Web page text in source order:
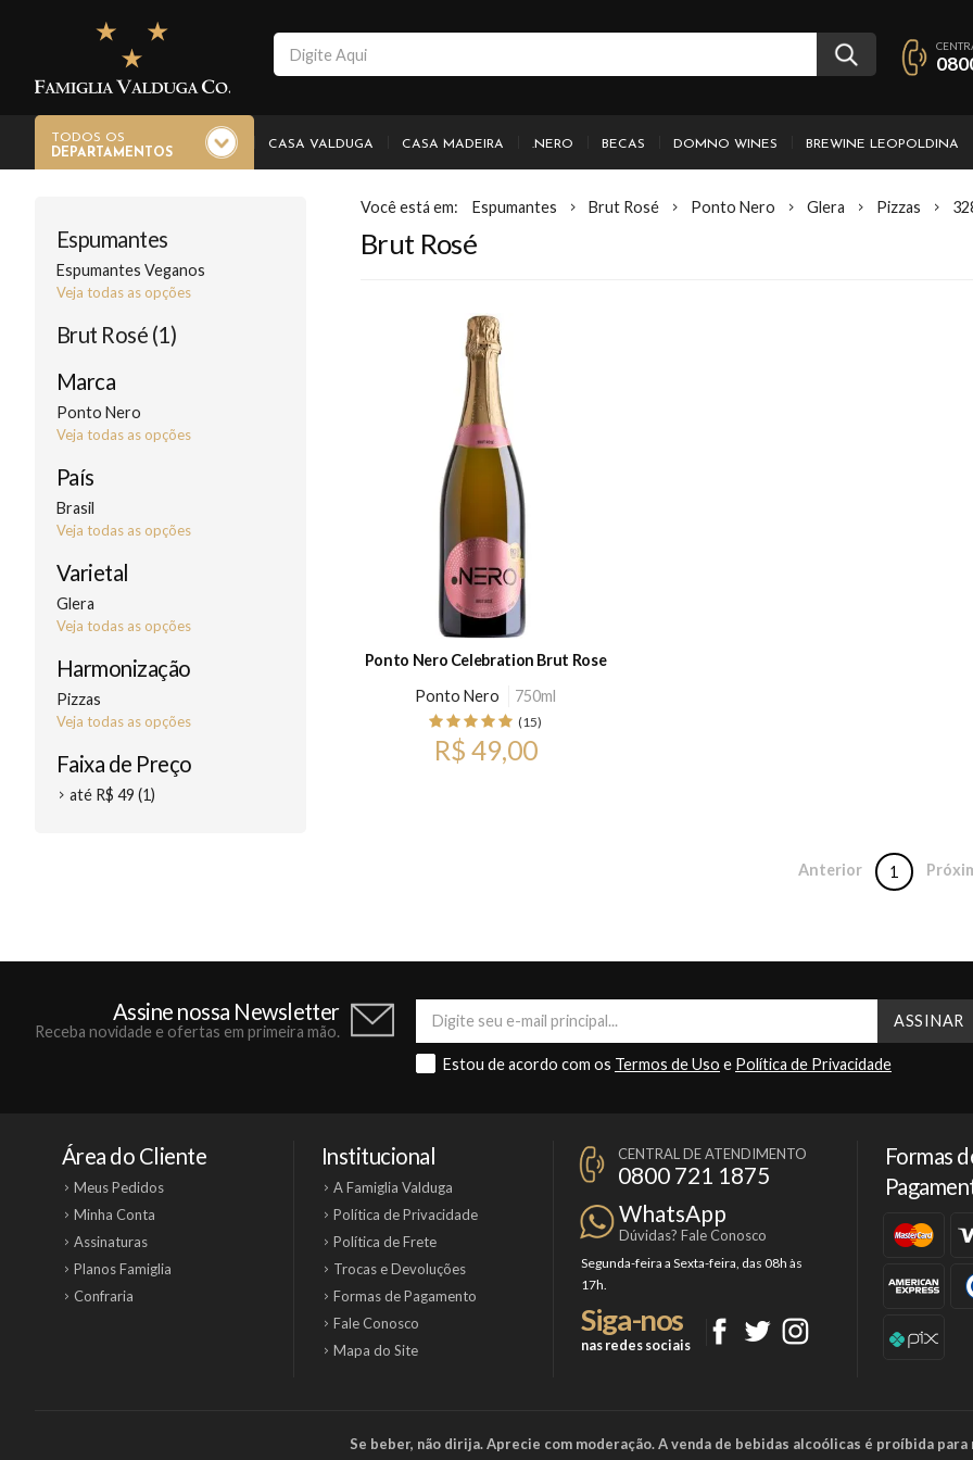
TODOS OS
DEPARTAMENTOS
CASA VALDUGA CASA MADEIRA .NERO BECAS DOMNO WINES BREWINE LEOPOLDINA
Espumantes
Espumantes Veganos
Veja todas as opções
Brut Rosé (1)
Marca
Ponto Nero
Veja todas as opções
País
Brasil
Veja todas as opções
Varietal
Glera
Veja todas as opções
Harmonização
Pizzas
Veja todas as opções
Faixa de Preço
até R$ 49 (1)
Espumantes Brut Rosé Ponto Nero Glera Pizzas
Brut Rosé
Ponto Nero Celebration Brut Rose
Ponto Nero
750ml
(15)
R$ 49,00
Anterior 1
Assine nossa Newsletter
Receba novidade e ofertas em primeira mão.
Estou de acordo com os Termos de Uso e Política de Privacidade
Área do Cliente
Meus Pedidos
Minha Conta
Assinaturas
Planos Famiglia
Confraria
Institucional
A Famiglia Valduga
Política de Privacidade
Política de Frete
Trocas e Devoluções
Formas de Pagamento
Fale Conosco
Mapa do Site
CENTRAL DE ATENDIMENTO
0800 721 1875
WhatsApp
Dúvidas? Fale Conosco
Segunda-feira a Sexta-feira, das 08h às
17h.
Siga-nos
nas redes sociais
Formas
Se beber, não dirija. Aprecie com moderação. A venda de bebidas alcoólicas é proíbida para